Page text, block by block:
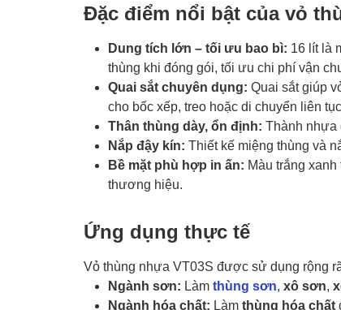
Đặc điểm nổi bật của vỏ
Dung tích lớn – tối ưu bao bì: 16 lít là
thùng khi đóng gói, tối ưu chi phí vận
Quai sắt chuyên dụng: Quai sắt giúp
cho bốc xếp, treo hoặc di chuyển liên
Thân thùng dày, ổn định: Thành nhựa
Nắp đậy kín: Thiết kế miệng thùng và
Bề mặt phù hợp in ấn: Màu trắng
thương hiệu.
Ứng dụng thực tế
Vỏ thùng nhựa VT03S được sử dụng rộng
Ngành sơn: Làm thùng sơn, xô sơn,
Ngành hóa chất: Làm thùng hóa chất